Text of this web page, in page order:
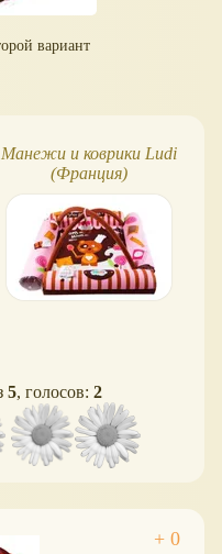
вариант
Манежи и коврики Ludi
(Франция)
5, голосов: 2